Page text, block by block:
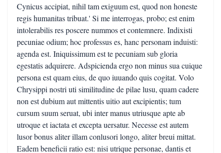
Cynicus accipiat, nihil tam exiguum est, quod non honeste
regis humanitas tribuat.' Si me interrogas, probo; est enim
intolerabilis res poscere nummos et contemnere. Indixisti
pecuniae odium; hoc professus es, hanc personam induisti:
agenda est. Iniquissimum est te pecuniam sub gloria
egestatis adquirere. Adspicienda ergo non minus sua cuique
persona est quam eius, de quo iuuando quis cogitat. Volo
Chrysippi nostri uti similitudine de pilae lusu, quam cadere
non est dubium aut mittentis uitio aut excipientis; tum
cursum suum seruat, ubi inter manus utriusque apte ab
utroque et iactata et excepta uersatur. Necesse est autem
lusor bonus aliter illam conlusori longo, aliter breui mittat.
Eadem beneficii ratio est: nisi utrique personae, dantis et